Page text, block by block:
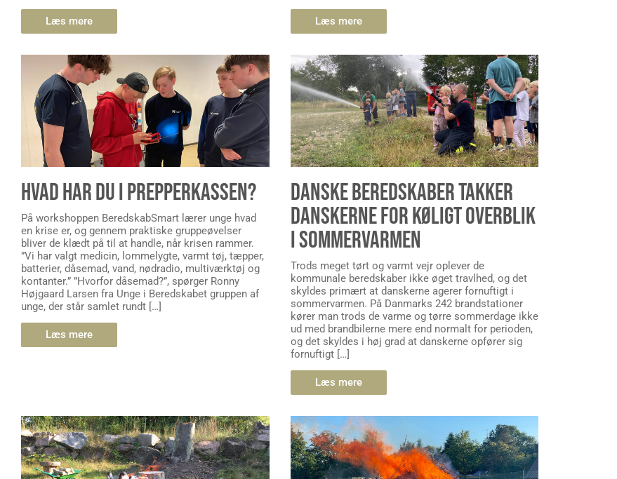
Læs mere Læs mere
HVAD HAR DU I PREPPERKASSEN?
På workshoppen BeredskabSmart lærer unge hvad
en krise er, og gennem praktiske gruppeøvelser
bliver de klædt på til at handle, når krisen rammer.
”Vi har valgt medicin, lommelygte, varmt tøj, tæpper,
batterier, dåsemad, vand, nødradio, multiværktøj og
kontanter.” ”Hvorfor dåsemad?”, spørger Ronny
Højgaard Larsen fra Unge i Beredskabet gruppen af
unge, der står samlet rundt […]
Læs mere
DANSKE BEREDSKABER TAKKER
DANSKERNE FOR KØLIGT OVERBLIK
I SOMMERVARMEN
Trods meget tørt og varmt vejr oplever de
kommunale beredskaber ikke øget travlhed, og det
skyldes primært at danskerne agerer fornuftigt i
sommervarmen. På Danmarks 242 brandstationer
kører man trods de varme og tørre sommerdage ikke
ud med brandbilerne mere end normalt for perioden,
og det skyldes i høj grad at danskerne opfører sig
fornuftigt […]
Læs mere